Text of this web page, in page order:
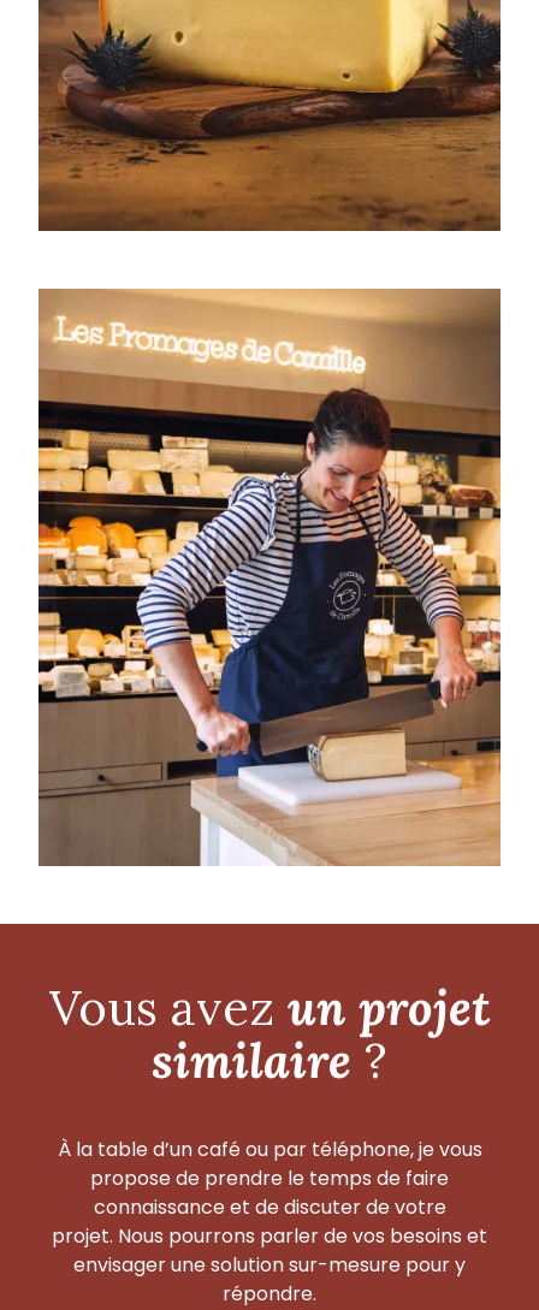
Vous avez un projet
similaire ?
À la table d’un café ou par téléphone, je vous
propose de prendre le temps de faire
connaissance et de discuter de votre
projet. Nous pourrons parler de vos besoins et
envisager une solution sur-mesure pour y
répondre.